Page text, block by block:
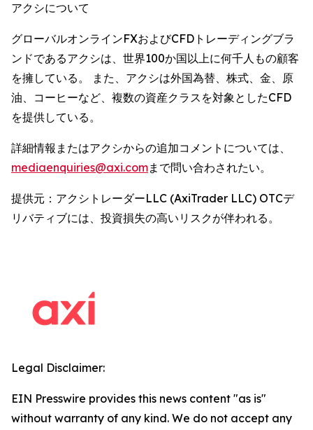
アクシについて
グローバルオンラインFXおよびCFDトレーディングブラ
ンドであるアクシは、世界100か国以上に何千人もの顧客
を擁している。 また、アクシは外国為替、株式、金、原
油、コーヒーなど、複数の資産クラスを対象としたCFD
を提供している。
詳細情報またはアクシからの追加コメントについては、
mediaenquiries@axi.comまで問い合わされたい。
提供元：アクシトレーダーLLC (AxiTrader LLC) OTCデ
リバティブには、投資損失の高いリスクが伴われる。
Legal Disclaimer:
EIN Presswire provides this news content "as is"
without warranty of any kind. We do not accept any